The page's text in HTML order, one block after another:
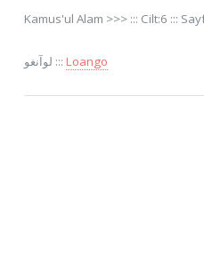
Kamus'ul Alam >>> ::: Cilt:6 :::
لوآنغو ::: Loango